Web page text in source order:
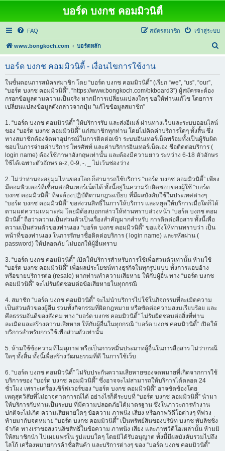
บอร์ด บงกช คอมมิวนิตี้
FAQ เข้าสู่ระบบ
สมัครสมาชิก
www.bongkoch.com บอร์ดหลัก
บอร์ด บงกช คอมมิวนิตี้ - เงื่อนไขการใช้งาน
ในขั้นตอนการสมัครสมาชิก โดย “บอร์ด บงกช คอมมิวนิตี้” (เรียก “we”, “us”, “our”,
“บอร์ด บงกช คอมมิวนิตี้”, “https://www.bongkoch.com/bkboard3”) ผู้สมัครจะต้อง
กรอกข้อมูลตามความเป็นจริง หากมีการเปลี่ยนแปลงใดๆ ขอให้ท่านแก้ไข โดยการ
เปลี่ยนแปลงข้อมูลดังกล่าวจากปุ่ม "แก้ไขข้อมูลสมาชิก"
1. “บอร์ด บงกช คอมมิวนิตี้” ให้บริการรับ และส่งอีเมล์ ผ่านทางเว็บและระบบออนไลน์
ของ “บอร์ด บงกช คอมมิวนิตี้” แก่สมาชิกทุกท่าน โดยไม่คิดค่าบริการใดๆ ทั้งสิ้น ซึ่ง
ทางสมาชิกต้องจัดหาอุปกรณ์ในการติดต่อเข้า ระบบอินเทอร์เน็ตพร้อมทั้งเป็นผู้รับผิด
ชอบในการจ่ายค่าบริการ โทรศัพท์ และค่าบริการอินเทอร์เน็ตเอง ชื่อติดต่อบริการ (
login name) ต้องใช้ภาษาอังกฤษเท่านั้น และต้องมีความยาว ระหว่าง 6-18 ตัวอักษร
ใช้ได้เฉพาะตัวอักษร a-z, 0-9, -, _ ไม่เว้นช่องว่าง
2. ไม่ว่าท่านจะอยู่มุมไหนของโลก ก็สามารถใช้บริการ “บอร์ด บงกช คอมมิวนิตี้” เพียง
มีคอมพิวเตอร์ที่เชื่อมต่ออินเทอร์เน็ตได้ ทั้งนี้อยู่ในความรับผิดชอบของผู้ใช้ “บอร์ด
บงกช คอมมิวนิตี้” ที่จะต้องปฏิบัติตามกฎระเบียบ ที่มีผลบังคับใช้ในประเทศต่างๆ
“บอร์ด บงกช คอมมิวนิตี้” ขอสงวนสิทธิ์ในการให้บริการ และหยุดให้บริการเมื่อใดก็ได้
ตามแต่ความเหมาะสม โดยมิต้องบอกกล่าวให้ท่านทราบล่วงหน้า “บอร์ด บงกช คอม
มิวนิตี้” ถือว่าความเป็นส่วนตัวเป็นเรื่องสำคัญมากสำหรับ การติดต่อสื่อสาร ทั้งนี้เพื่อ
ความเป็นส่วนตัวของท่านเอง “บอร์ด บงกช คอมมิวนิตี้” ขอแจ้งให้ท่านทราบว่า เป็น
หน้าที่ของท่านเอง ในการรักษาชื่อติดต่อบริการ ( login name) และรหัสผ่าน (
password) ให้ปลอดภัย ไม่บอกให้ผู้อื่นทราบ
3. “บอร์ด บงกช คอมมิวนิตี้” เปิดให้บริการสำหรับการใช้เพื่อส่วนตัวเท่านั้น ห้ามใช้
“บอร์ด บงกช คอมมิวนิตี้” เพื่อผลประโยชน์ทางธุรกิจในทุกรูปแบบ ทั้งการแอบอ้าง
หรือขายบริการต่อ (resale) หากท่านทำความเสียหาย ให้กับผู้อื่น ทาง “บอร์ด บงกช
คอมมิวนิตี้” จะไม่รับผิดชอบต่อข้อเสียหายในทุกกรณี
4. สมาชิก “บอร์ด บงกช คอมมิวนิตี้” จะไม่นำบริการไปใช้ในกิจกรรมที่ละเมิดความ
เป็นส่วนตัวของผู้อื่น รวมทั้งกิจกรรมที่ผิดกฎหมาย หรือขัดต่อความสงบเรียบร้อย และ
ศีลธรรมอันดีของสังคม ทาง “บอร์ด บงกช คอมมิวนิตี้” ไม่รับผิดชอบต่อสิ่งที่ท่าน
ละเมิดและสร้างความเสียหาย ให้กับผู้อื่นในทุกกรณี “บอร์ด บงกช คอมมิวนิตี้” เปิดให้
บริการสำหรับการใช้เพื่อส่วนตัวเท่านั้น
5. ห้ามใช้ข้อความที่ไม่สุภาพ หรือเป็นการหมิ่นประมาทผู้อื่นในการสื่อสาร ไม่ว่ากรณี
ใดๆ ทั้งสิ้น ทั้งนี้เพื่อสร้างวัฒนธรรมที่ดี ในการใช้เว็บ
6. “บอร์ด บงกช คอมมิวนิตี้” ไม่รับประกันความเสียหายของจดหมายที่เกิดจากการใช้
บริการของ “บอร์ด บงกช คอมมิวนิตี้” ซึ่งอาจจะไม่สามารถให้บริการได้ตลอด 24
ชั่วโมง เพราะเครื่องเซิร์ฟเวอร์ของ “บอร์ด บงกช คอมมิวนิตี้” อาจขัดข้องโดย
เหตุสุดวิสัยที่ไม่อาจคาดการณ์ได้ อย่างไรก็ดีระบบที่ “บอร์ด บงกช คอมมิวนิตี้” นำมา
ให้บริการกับท่านเป็นระบบ ที่มีความปลอดภัยได้มาตรฐาน ซึ่งในภาวะการทำงาน
ปกติจะไม่เกิด ความเสียหายใดๆ ข้อความ ภาพนิ่ง เสียง หรือภาพวิดีโอต่างๆ ที่พ่วง
ท้ายมากับจดหมาย “บอร์ด บงกช คอมมิวนิตี้” เป็นทรัพย์สินของบริษัท บงกช พับลิชชิ่ง
จำกัด ทางเราขอสงวนลิขสิทธิ์ในข้อความ ภาพนิ่ง เสียง และภาพวิดีโอเหล่านั้น ห้ามมิ
ให้สมาชิกนำ ไปเผยแพร่ใน รูปแบบใดๆ โดยมิได้รับอนุญาต ทั้งนี้มีผลบังคับรวมไปถึง
โลโก้ เครื่องหมายการค้าชื่อสินค้า และบริการต่างๆ ของ “บอร์ด บงกช คอมมิวนิตี้”